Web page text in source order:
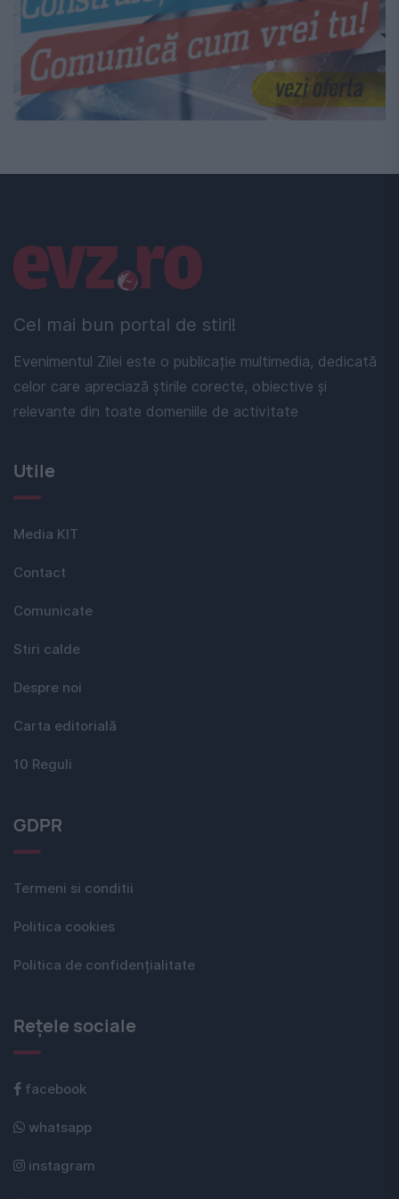
Cel mai bun portal de stiri!
Evenimentul Zilei este o publicație multimedia, dedicată
celor care apreciază știrile corecte, obiective și
relevante din toate domeniile de activitate
Linkuri utile
Utile
Media KIT
Contact
Comunicate
Stiri calde
Despre noi
Carta editorială
10 Reguli
GDPR
Termeni si conditii
Politica cookies
Politica de confidențialitate
Rețele sociale
facebook
whatsapp
instagram